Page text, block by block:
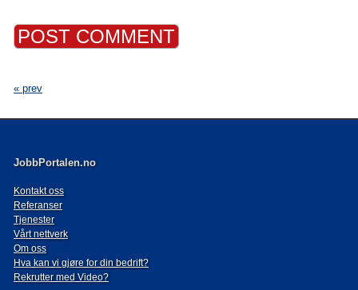
« prev
JobbPortalen.no
Kontakt oss
Referanser
Tjenester
Vårt nettverk
Om oss
Hva kan vi gjøre for din bedrift?
Rekrutter med Video?